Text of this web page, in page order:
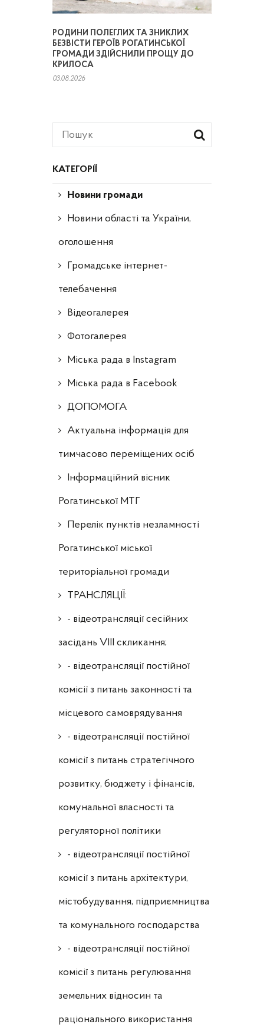
КАТЕГОРІЇ
Новини громади
Новини області та України,
оголошення
Громадське інтернет-
телебачення
Відеогалерея
Фотогалерея
Міська рада в Instagram
Міська рада в Facebook
ДОПОМОГА
Актуальна інформація для
тимчасово переміщених осіб
Інформаційний вісник
Рогатинської МТГ
Перелік пунктів незламності
Рогатинської міської
територіальної громади
ТРАНСЛЯЦІЇ:
- відеотрансляції сесійних
засідань VIII скликання;
- відеотрансляції постійної
комісії з питань законності та
місцевого самоврядування
- відеотрансляції постійної
комісії з питань стратегічного
розвитку, бюджету і фінансів,
комунальної власності та
регуляторної політики
- відеотрансляції постійної
комісії з питань архітектури,
містобудування, підприємництва
та комунального господарства
- відеотрансляції постійної
комісії з питань регулювання
земельних відносин та
раціонального використання
РОДИНИ ПОЛЕГЛИХ ТА ЗНИКЛИХ
БЕЗВІСТИ ГЕРОЇВ РОГАТИНСЬКОЇ
ГРОМАДИ ЗДІЙСНИЛИ ПРОЩУ ДО
КРИЛОСА
03.08.2026